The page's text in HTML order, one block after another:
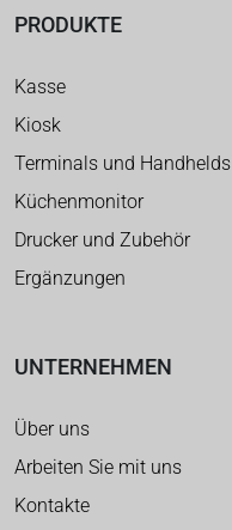
PRODUKTE
Kasse
Kiosk
Terminals und Handhelds
Küchenmonitor
Drucker und Zubehör
Ergänzungen
UNTERNEHMEN
Über uns
Arbeiten Sie mit uns
Kontakte